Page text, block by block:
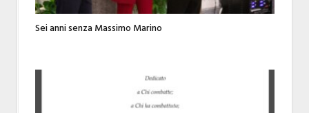
Sei anni senza Massimo Marino